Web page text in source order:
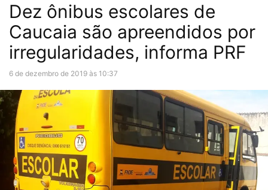
Dez ônibus escolares de
Caucaia são apreendidos por
irregularidades, informa PRF
6 de dezembro de 2019 às 10:37